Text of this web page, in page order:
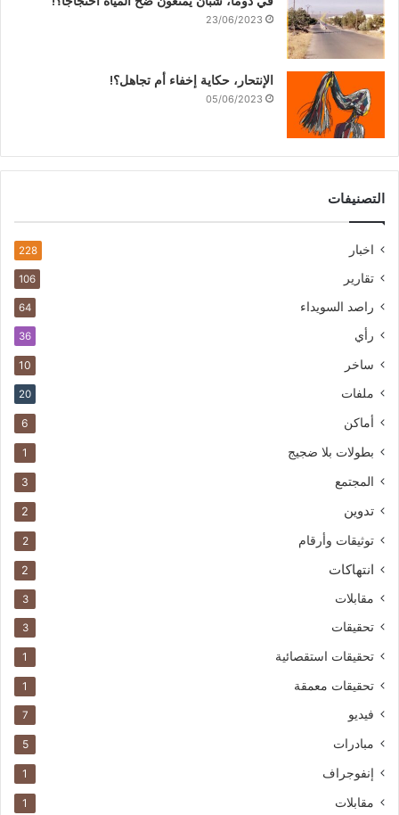
23/06/2023
الإنتحار، حكاية إخفاء أم تجاهل؟!
05/06/2023
التصنيفات
اخبار 228
تقارير 106
راصد السويداء 64
رأي 36
ساخر 10
ملفات 20
أماكن 6
بطولات بلا ضجيج 1
المجتمع 3
تدوين 2
توثيقات وأرقام 2
انتهاكات 2
مقابلات 3
تحقيقات 3
تحقيقات استقصائية 1
تحقيقات معمقة 1
فيديو 7
مبادرات 5
إنفوجراف 1
مقابلات 1